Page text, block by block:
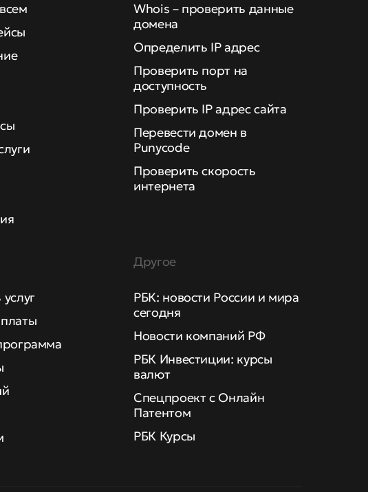
Whois – проверить данные
домена
Определить IP адрес
Проверить порт на
доступность
Проверить IP адрес сайта
Перевести домен в
Punycode
Проверить скорость
интернета
Другое
РБК: новости России и мира
сегодня
Новости компаний РФ
РБК Инвестиции: курсы
валют
Спецпроект с Онлайн
Патентом
РБК Курсы